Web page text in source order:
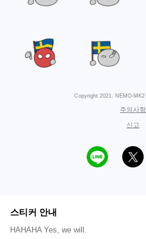
Copyright 2021. NEMO-
주의사항
신고
스티커 안내
HAHAHA Yes, we will.